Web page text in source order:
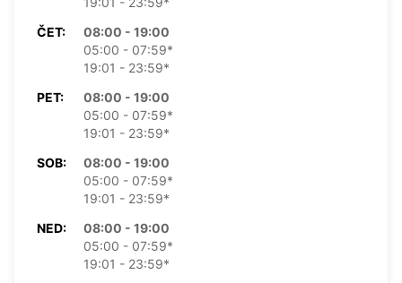
ČET:
08:00 - 19:00
05:00 - 07:59*
19:01 - 23:59*
PET:
08:00 - 19:00
05:00 - 07:59*
19:01 - 23:59*
SOB:
08:00 - 19:00
05:00 - 07:59*
19:01 - 23:59*
NED:
08:00 - 19:00
05:00 - 07:59*
19:01 - 23:59*